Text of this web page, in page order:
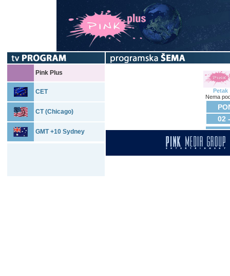
Pink Plus
CET
CT (Chicago)
GMT +10 Sydney
Petak
Nema
02